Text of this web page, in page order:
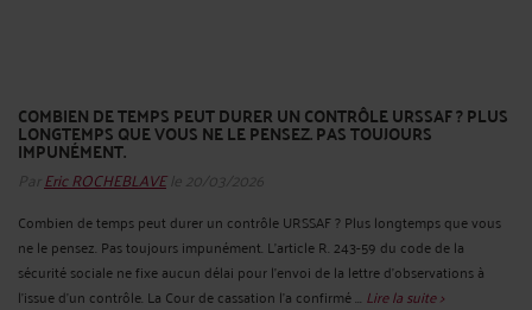
COMBIEN DE TEMPS PEUT DURER UN CONTRÔLE URSSAF ? PLUS
LONGTEMPS QUE VOUS NE LE PENSEZ. PAS TOUJOURS
IMPUNÉMENT.
Par Eric ROCHEBLAVEle 20/03/2026
Combien de temps peut durer un contrôle URSSAF ? Plus longtemps que vous
ne le pensez. Pas toujours impunément. L'article R. 243-59 du code de la
sécurité sociale ne fixe aucun délai pour l'envoi de la lettre d'observations à
l'issue d'un contrôle. La Cour de cassation l'a confirmé ... Lire la suite >